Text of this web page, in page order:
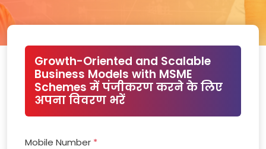
Growth-Oriented and Scalable
Business Models with MSME
Schemes में पंजीकरण करने के लिए
अपना विवरण भरें
Mobile Number *